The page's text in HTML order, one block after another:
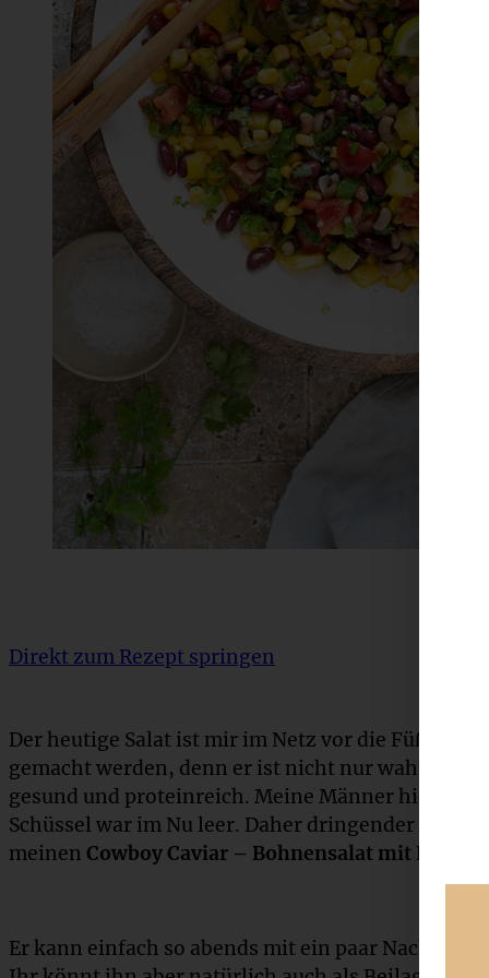
Direkt zum Rezept springen
Der heutige Salat ist mir im Netz vor die Füße
gemacht werden, denn er ist nicht nur
gesund und proteinreich. Meine Männer hier sind
Schüssel war im Nu leer. Daher dringender Tipp:
meinen Cowboy Caviar – Bohnensalat mit
Er kann einfach so abends mit ein paar Nachos